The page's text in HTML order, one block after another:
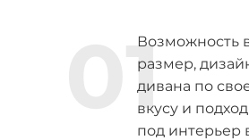
Возможность
размер,
дивана по
вкусу и
под интерьер
01